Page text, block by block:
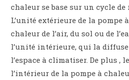
chaleur se base sur un cycle
L’unité extérieure de la pompe
chaleur de l’air, du sol ou de
l’unité intérieure, qui la
l’espace à climatiser. De plus ,
l’intérieur de la pompe à